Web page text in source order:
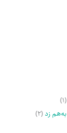
زد(۲)